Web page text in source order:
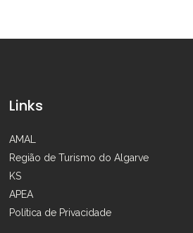
Links
AMAL
Região de Turismo do Algarve
KS
APEA
Política de Privacidade